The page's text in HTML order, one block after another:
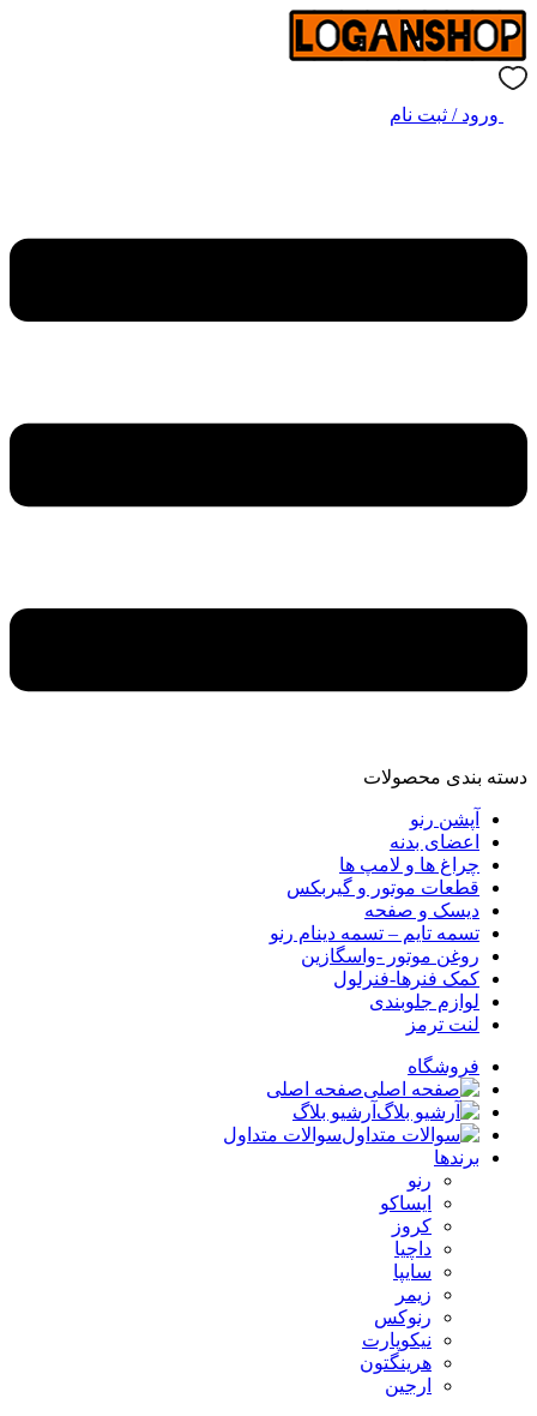
ورود / ثبت نام
دسته‌ بندی محصولات
آپشن رنو
اعضای بدنه
چراغ ها و لامپ ها
قطعات موتور و گیربکس
دیسک و صفحه
تسمه تایم – تسمه دینام رنو
روغن موتور -واسگازین
کمک فنرها-فنرلول
لوازم جلوبندی
لنت ترمز
فروشگاه
صفحه اصلی
آرشیو بلاگ
سوالات متداول
برندها
رنو
ایساکو
کروز
داچیا
سایپا
زیمر
رنوکس
نیکوپارت
هرینگتون
ارجین